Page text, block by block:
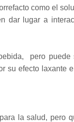
como el
dar lugar a
pero puede
su efecto laxante
la salud, pero